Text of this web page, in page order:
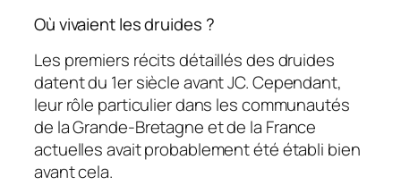
Où vivaient les druides ?
Les premiers récits détaillés des druides
datent du 1er siècle avant JC. Cependant,
leur rôle particulier dans les communautés
de la Grande-Bretagne et de la France
actuelles avait probablement été établi bien
avant cela.